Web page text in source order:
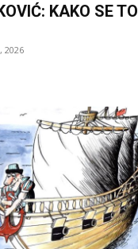
KAKO SE TO
2026